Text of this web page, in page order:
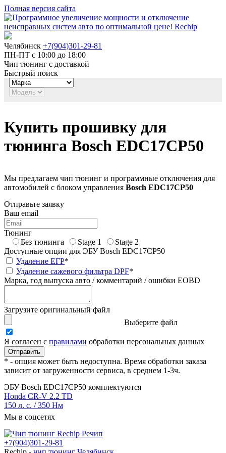
Полная версия сайта
Челябинск +7(904)301-29-81
ПН-ПТ с 10:00 до 18:00
Чип тюнинг с доставкой
Быстрый поиск
Купить прошивку для
тюнинга Bosch EDC17CP50
Мы предлагаем чип тюнинг и программные отключения для
автомобилей с блоком управления Bosch EDC17CP50
Отправьте заявку
Ваш email
Тюнинг
Без тюнинга
Stage 1
Stage 2
Доступные опции для ЭБУ Bosch EDC17CP50
Удаление ЕГР*
Удаление сажевого фильтра DPF*
Марка, год выпуска авто / комментарий / ошибки EOBD
Загрузите оригинальный файл
Выберите файл
Я согласен с правилами обработки персональных данных
* - опция может быть недоступна. Время обработки заказа
зависит от загруженности сервиса, в среднем 1-3ч.
ЭБУ Bosch EDC17CP50 комплектуются
Honda CR-V 2.2 TD
150 л. с. / 350 Нм
Мы в соцсетях
+7(904)301-29-81